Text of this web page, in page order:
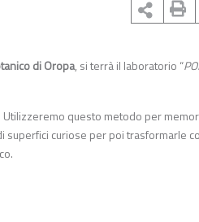
di Oropa, si terrà il laboratorio “
questo metodo per
superfici curiose per poi trasformarle